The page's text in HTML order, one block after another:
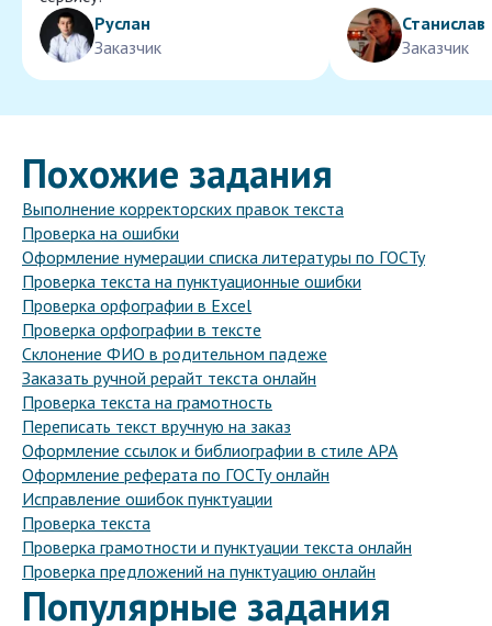
Руслан
Заказчик
Станислав
Заказчик
Похожие задания
Выполнение корректорских правок текста
Проверка на ошибки
Оформление нумерации списка литературы по ГОСТу
Проверка текста на пунктуационные ошибки
Проверка орфографии в Excel
Проверка орфографии в тексте
Склонение ФИО в родительном падеже
Заказать ручной рерайт текста онлайн
Проверка текста на грамотность
Переписать текст вручную на заказ
Оформление ссылок и библиографии в стиле APA
Оформление реферата по ГОСТу онлайн
Исправление ошибок пунктуации
Проверка текста
Проверка грамотности и пунктуации текста онлайн
Проверка предложений на пунктуацию онлайн
Популярные задания